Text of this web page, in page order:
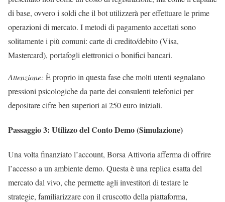
di base, ovvero i soldi che il bot utilizzerà per effettuare le prime
operazioni di mercato. I metodi di pagamento accettati sono
solitamente i più comuni: carte di credito/debito (Visa,
Mastercard), portafogli elettronici o bonifici bancari.
Attenzione: È proprio in questa fase che molti utenti segnalano
pressioni psicologiche da parte dei consulenti telefonici per
depositare cifre ben superiori ai 250 euro iniziali.
Passaggio 3: Utilizzo del Conto Demo (Simulazione)
Una volta finanziato l’account, Borsa Attivoria afferma di offrire
l’accesso a un ambiente demo. Questa è una replica esatta del
mercato dal vivo, che permette agli investitori di testare le
strategie, familiarizzare con il cruscotto della piattaforma,